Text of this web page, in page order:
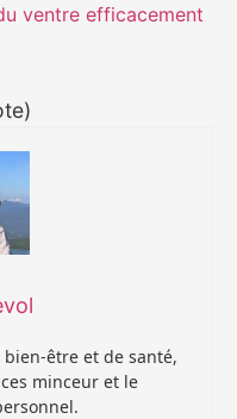
ventre efficacement
être et de santé,
minceur et le